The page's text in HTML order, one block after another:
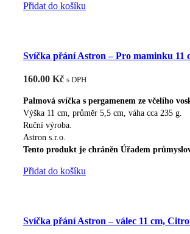
Přidat do košíku
Svíčka přání Astron – Pro maminku 11
160.00 Kč s DPH
Palmová svíčka s pergamenem ze včelího
Výška 11 cm, průměr 5,5 cm, váha cca 235 g.
Ruční výroba.
Astron s.r.o.
Tento produkt je chráněn Úřadem
Přidat do košíku
Svíčka přání Astron – válec 11 cm,